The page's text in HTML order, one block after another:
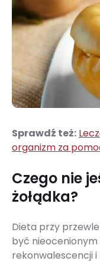
Sprawdź też:
organizm za
Czego nie
żołądka?
Dieta przy
być
rekonwalescencji